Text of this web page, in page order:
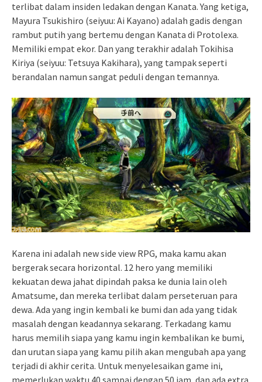
terlibat dalam insiden ledakan dengan Kanata. Yang ketiga,
Mayura Tsukishiro (seiyuu: Ai Kayano) adalah gadis dengan
rambut putih yang bertemu dengan Kanata di Protolexa.
Memiliki empat ekor. Dan yang terakhir adalah Tokihisa
Kiriya (seiyuu: Tetsuya Kakihara), yang tampak seperti
berandalan namun sangat peduli dengan temannya.
Karena ini adalah new side view RPG, maka kamu akan
bergerak secara horizontal. 12 hero yang memiliki
kekuatan dewa jahat dipindah paksa ke dunia lain oleh
Amatsume, dan mereka terlibat dalam perseteruan para
dewa. Ada yang ingin kembali ke bumi dan ada yang tidak
masalah dengan keadannya sekarang. Terkadang kamu
harus memilih siapa yang kamu ingin kembalikan ke bumi,
dan urutan siapa yang kamu pilih akan mengubah apa yang
terjadi di akhir cerita. Untuk menyelesaikan game ini,
memerlukan waktu 40 sampai dengan 50 jam, dan ada extra